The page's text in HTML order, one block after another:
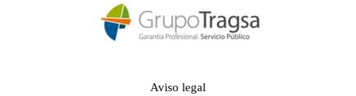
Aviso legal